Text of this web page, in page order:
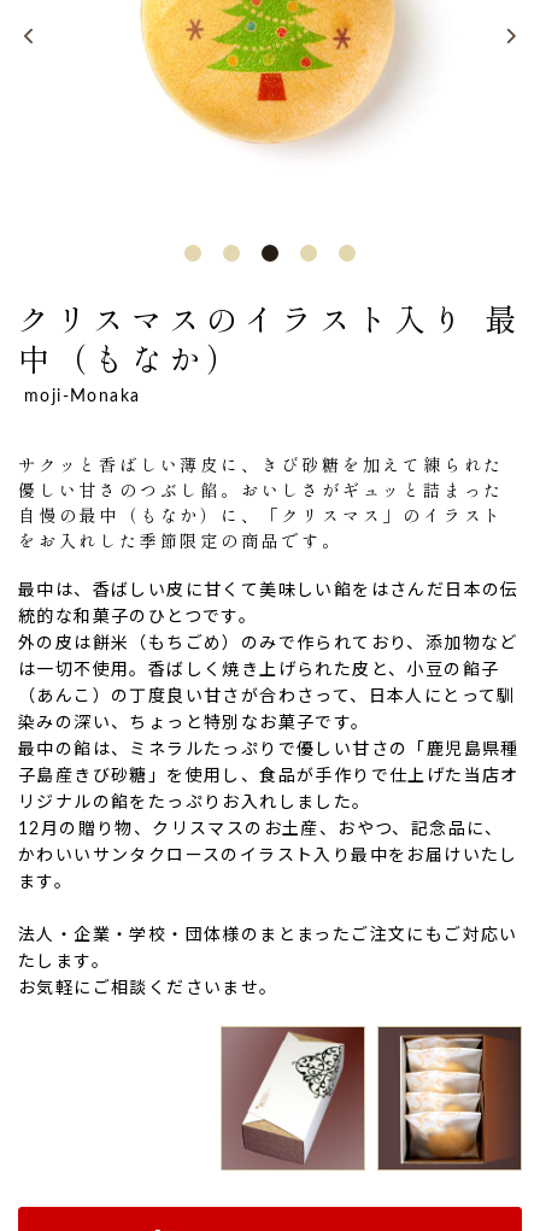
？
退職・異動の挨拶におすすめのお菓子ギ
フト5選
もらっ
失敗し
クリスマスのイラスト入り
最
中（もなか）
moji-Monaka
サクッと香ばしい薄皮に、きび砂糖を加えて練られた
優しい甘さのつぶし餡。おいしさがギュッと詰まった
自慢の最中（もなか）に、「クリスマス」のイラスト
をお入れした季節限定の商品です。
最中は、香ばしい皮に甘くて美味しい餡をはさんだ日本の伝
統的な和菓子のひとつです。
外の皮は餅米（もちごめ）のみで作られており、添加物など
は一切不使用。香ばしく焼き上げられた皮と、小豆の餡子
（あんこ）の丁度良い甘さが合わさって、日本人にとって馴
染みの深い、ちょっと特別なお菓子です。
最中の餡は、ミネラルたっぷりで優しい甘さの「鹿児島県種
子島産きび砂糖」を使用し、食品が手作りで仕上げた当店オ
リジナルの餡をたっぷりお入れしました。
12月の贈り物、クリスマスのお土産、おやつ、記念品に、
かわいいサンタクロースのイラスト入り最中をお届けいたし
ます。
法人・企業・学校・団体様のまとまったご注文にもご対応い
たします。
お気軽にご相談くださいませ。